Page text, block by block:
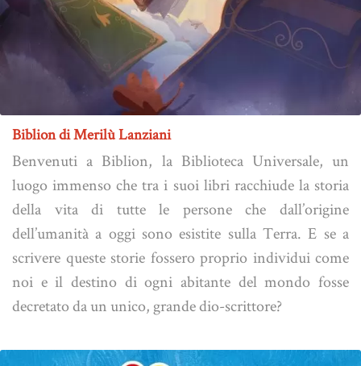
Biblion di Merilù Lanziani
Benvenuti a Biblion, la Biblioteca Universale, un
luogo immenso che tra i suoi libri racchiude la storia
della vita di tutte le persone che dall’origine
dell’umanità a oggi sono esistite sulla Terra. E se a
scrivere queste storie fossero proprio individui come
noi e il destino di ogni abitante del mondo fosse
decretato da un unico, grande dio-scrittore?